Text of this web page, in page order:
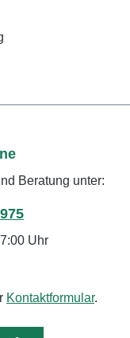
Beratung unter:
Uhr
Kontaktformular.